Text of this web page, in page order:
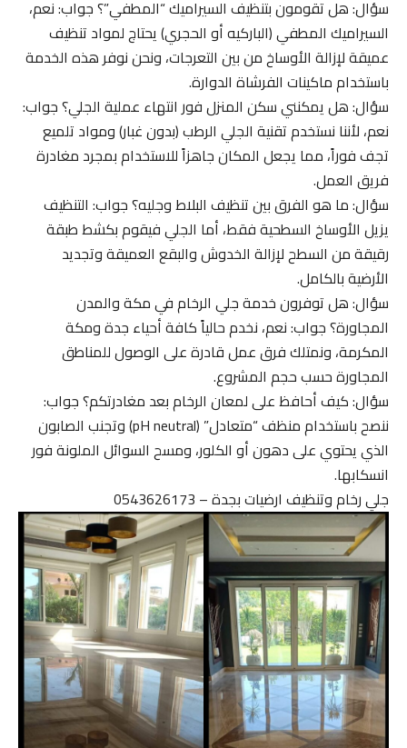
سؤال: هل تقومون بتنظيف السيراميك “المطفي”؟ جواب: نعم،
السيراميك المطفي (الباركيه أو الحجري) يحتاج لمواد تنظيف
عميقة لإزالة الأوساخ من بين التعرجات، ونحن نوفر هذه الخدمة
باستخدام ماكينات الفرشاة الدوارة.
سؤال: هل يمكنني سكن المنزل فور انتهاء عملية الجلي؟ جواب:
نعم، لأننا نستخدم تقنية الجلي الرطب (بدون غبار) ومواد تلميع
تجف فوراً، مما يجعل المكان جاهزاً للاستخدام بمجرد مغادرة
فريق العمل.
سؤال: ما هو الفرق بين تنظيف البلاط وجليه؟ جواب: التنظيف
يزيل الأوساخ السطحية فقط، أما الجلي فيقوم بكشط طبقة
رقيقة من السطح لإزالة الخدوش والبقع العميقة وتجديد
الأرضية بالكامل.
سؤال: هل توفرون خدمة جلي الرخام في مكة والمدن
المجاورة؟ جواب: نعم، نخدم حالياً كافة أحياء جدة ومكة
المكرمة، ونمتلك فرق عمل قادرة على الوصول للمناطق
المجاورة حسب حجم المشروع.
سؤال: كيف أحافظ على لمعان الرخام بعد مغادرتكم؟ جواب:
ننصح باستخدام منظف “متعادل” (pH neutral) وتجنب الصابون
الذي يحتوي على دهون أو الكلور، ومسح السوائل الملونة فور
انسكابها.
جلي رخام وتنظيف ارضيات بجدة – 0543626173